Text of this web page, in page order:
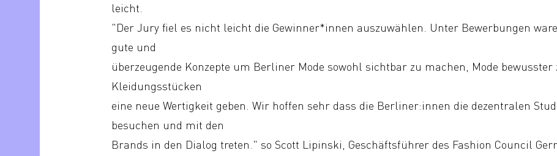
leicht.
"Der Jury fiel es nicht leicht die Gewinner*innen auszuwählen. Unter Bewerbungen
gute und
überzeugende Konzepte um Berliner Mode sowohl sichtbar zu machen, Mode
Kleidungsstücken
eine neue Wertigkeit geben. Wir hoffen sehr dass die Berliner:innen die dezentralen
besuchen und mit den
Brands in den Dialog treten." so Scott Lipinski, Geschäftsführer des Fashion Council